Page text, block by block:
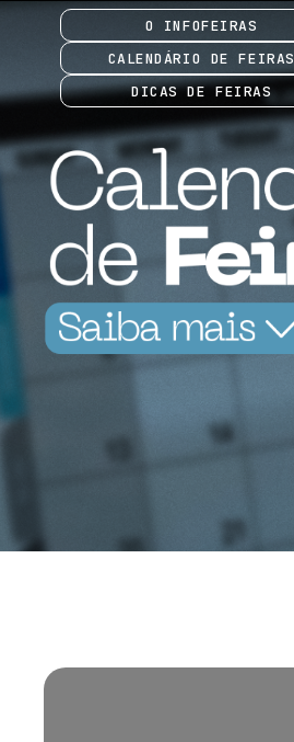
O INFOFEIRAS
CALENDÁRIO DE FEIRAS
DICAS DE FEIRAS